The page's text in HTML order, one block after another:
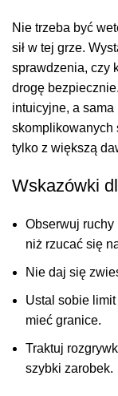
Nie trzeba być
sił w tej grze.
sprawdzenia, czy
drogę
intuicyjne, a
skomplikowanych
tylko z większą
Wskazówki
Obserwuj ruchy
niż rzucać się
Nie daj się
Ustal sobie
mieć granice.
Traktuj
szybki zarobek.